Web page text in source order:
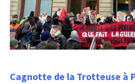
Cagnotte de la Trotteuse à